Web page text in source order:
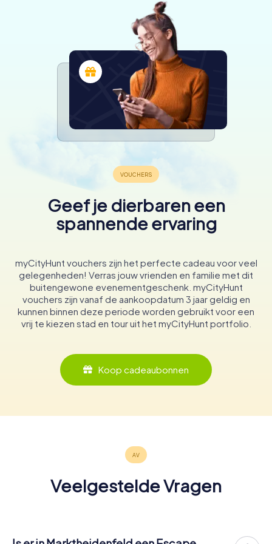
Geef je dierbaren een
spannende ervaring
myCityHunt vouchers zijn het perfecte cadeau voor veel
gelegenheden! Verras jouw vrienden en familie met dit
buitengewone evenementgeschenk. myCityHunt
vouchers zijn vanaf de aankoopdatum 3 jaar geldig en
kunnen binnen deze periode worden gebruikt voor een
vrij te kiezen stad en tour uit het myCityHunt portfolio.
Koop cadeaubonnen
Veelgestelde Vragen